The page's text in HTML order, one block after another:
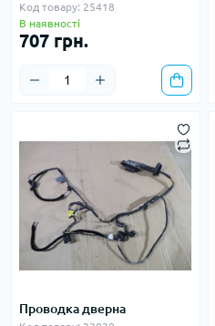
Код товару: 25418
В наявності
707 грн.
Проводка дверна